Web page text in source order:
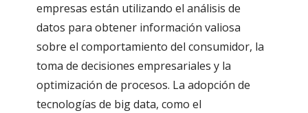
empresas están utilizando el análisis de
datos para obtener información valiosa
sobre el comportamiento del consumidor, la
toma de decisiones empresariales y la
optimización de procesos. La adopción de
tecnologías de big data, como el